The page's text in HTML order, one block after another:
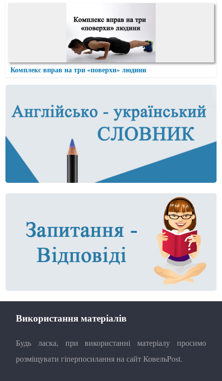
Комплекс вправ на три «поверхи» людини
Використання матеріалів
Будь ласка, при використанні матеріалу просимо
розміщувати гіперпосилання на сайт КовельPost.